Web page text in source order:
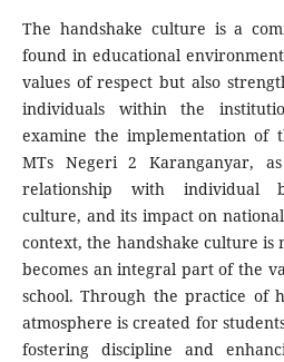
The handshake culture is a
found in educational
values of respect but also
individuals within the
examine the implementation of
MTs Negeri 2 Karanganyar,
relationship with individual
culture, and its impact on
context, the handshake culture
becomes an integral part of the
school. Through the practice of
atmosphere is created for
fostering discipline and